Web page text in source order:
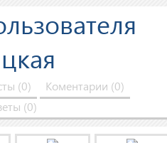
(0)
Коментарии (0)
(0)